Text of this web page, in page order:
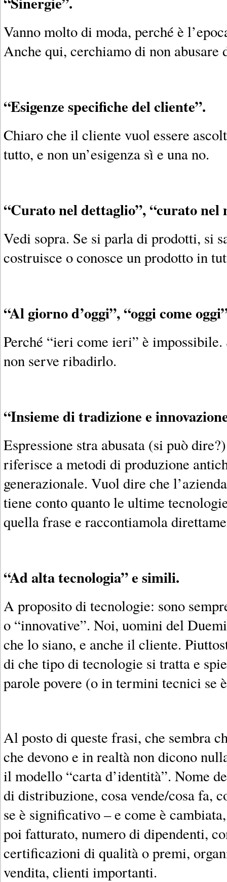
Vanno molto di moda, perché è
Anche qui, cerchiamo di non abusare
“Esigenze specifiche del cliente”.
Chiaro che il cliente vuol essere
tutto, e non un’esigenza sì e una no.
“Curato nel dettaglio”, “curato nel
Vedi sopra. Se si parla di prodotti, si
costruisce o conosce un prodotto in
“Al giorno d’oggi”, “oggi come
Perché “ieri come ieri” è impossibile.
non serve ribadirlo.
“Insieme di tradizione e
Espressione stra abusata (si può
riferisce a metodi di produzione
generazionale. Vuol dire che
tiene conto quanto le ultime
quella frase e raccontiamola
“Ad alta tecnologia” e simili.
A proposito di tecnologie: sono
o “innovative”. Noi, uomini del
che lo siano, e anche il cliente.
di che tipo di tecnologie si tratta e
parole povere (o in termini tecnici se
Al posto di queste frasi, che sembra
che devono e in realtà non dicono
il modello “carta d’identità”. Nome
di distribuzione, cosa vende/cosa fa,
se è significativo – e come è
poi fatturato, numero di dipendenti,
certificazioni di qualità o premi,
vendita, clienti importanti.